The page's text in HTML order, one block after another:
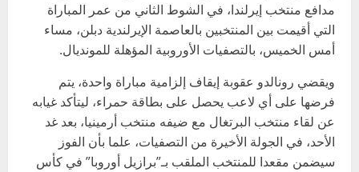
مدافع منتخب إيرلندا، في الشوط الثاني من عمر المباراة
التي أقيمت بين المنتخبين بالعاصمة الإيرلندية دبلن، مساء
أمس الخميس، بالتصفيات الأوروبية المؤهلة للمونديال.
ويقضي رونالدو عقوبة إيقاف إلزامية مباراة واحدة، يتم
فرضها على أي لاعب يحصل على بطاقة حمراء، ليتأكد غيابه
عن لقاء منتخب البرتغال مع ضيفه منتخب أرمينيا، بعد غد
الأحد، في الجولة الأخيرة من التصفيات، علما بأن الفوز
سيضمن مقعدا للمنتخب الملقب بـ”برازيل أوروبا” في كأس